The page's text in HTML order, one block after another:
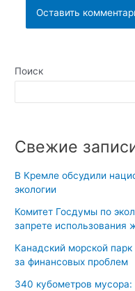
Поиск
Свежие
В Кремле обсудили
экологии
Комитет Госдумы по
запрете использования
Канадский морской
за финансовых проблем
340 кубометров мусора: